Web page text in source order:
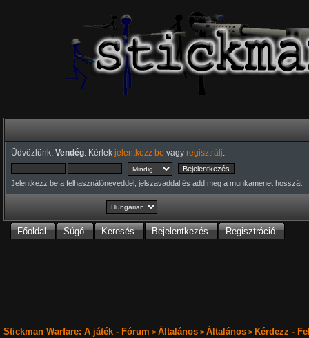
Üdvözlünk, Vendég. Kérlek jelentkezz be vagy regisztrálj
Jelentkezz be a felhasználóneveddel, jelszavaddal és add meg a munkamenet hosszát
Főoldal Súgó Keresés Bejelentkezés Regisztráció
Stickman Warfare: A játék - Fórum > Általános> Általános> Kérdezz -